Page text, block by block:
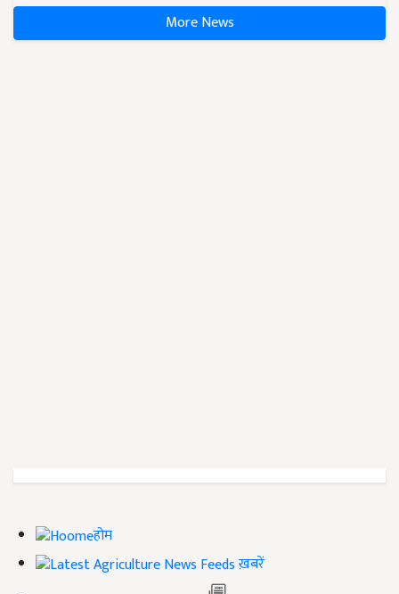
More News
होम
ख़बरें